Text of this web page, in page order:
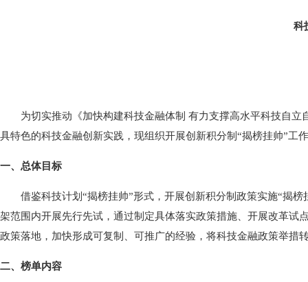
科
为切实推动《加快构建科技金融体制 有力支撑高水平科技自立
具特色的科技金融创新实践，现组织开展创新积分制“揭榜挂帅”工
一、总体目标
借鉴科技计划“揭榜挂帅”形式，开展创新积分制政策实施“揭榜
架范围内开展先行先试，通过制定具体落实政策措施、开展改革
政策落地，加快形成可复制、可推广的经验，将科技金融政策举措
二、榜单内容